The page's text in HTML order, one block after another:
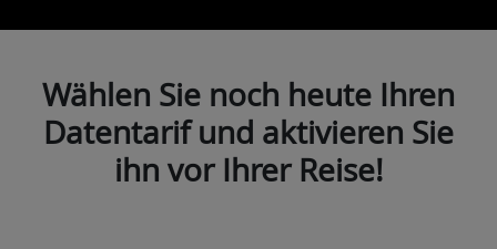
Wählen Sie noch heute Ihren
Datentarif und aktivieren Sie
ihn vor Ihrer Reise!